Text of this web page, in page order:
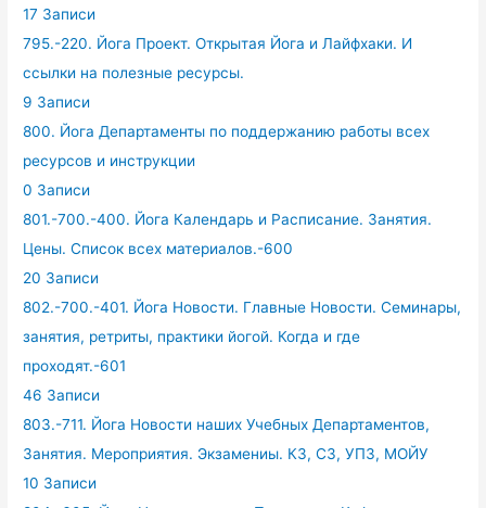
17 Записи
795.-220. Йога Проект. Открытая Йога и Лайфхаки. И
ссылки на полезные ресурсы.
9 Записи
800. Йога Департаменты по поддержанию работы всех
ресурсов и инструкции
0 Записи
801.-700.-400. Йога Календарь и Расписание. Занятия.
Цены. Список всех материалов.-600
20 Записи
802.-700.-401. Йога Новости. Главные Новости. Семинары,
занятия, ретриты, практики йогой. Когда и где
проходят.-601
46 Записи
803.-711. Йога Новости наших Учебных Департаментов,
Занятия. Мероприятия. Экзамениы. КЗ, СЗ, УПЗ, МОЙУ
10 Записи